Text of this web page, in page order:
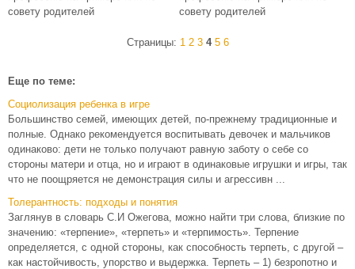
совету родителей
совету родителей
Страницы: 1 2 3 4 5 6
Еще по теме:
Социолизация ребенка в игре
Большинство семей, имеющих детей, по-прежнему традиционные и
полные. Однако рекомендуется воспитывать девочек и мальчиков
одинаково: дети не только получают равную заботу о себе со
стороны матери и отца, но и играют в одинаковые игрушки и игры, так
что не поощряется не демонстрация силы и агрессивн ...
Толерантность: подходы и понятия
Заглянув в словарь С.И Ожегова, можно найти три слова, близкие по
значению: «терпение», «терпеть» и «терпимость». Терпение
определяется, с одной стороны, как способность терпеть, с другой –
как настойчивость, упорство и выдержка. Терпеть – 1) безропотно и